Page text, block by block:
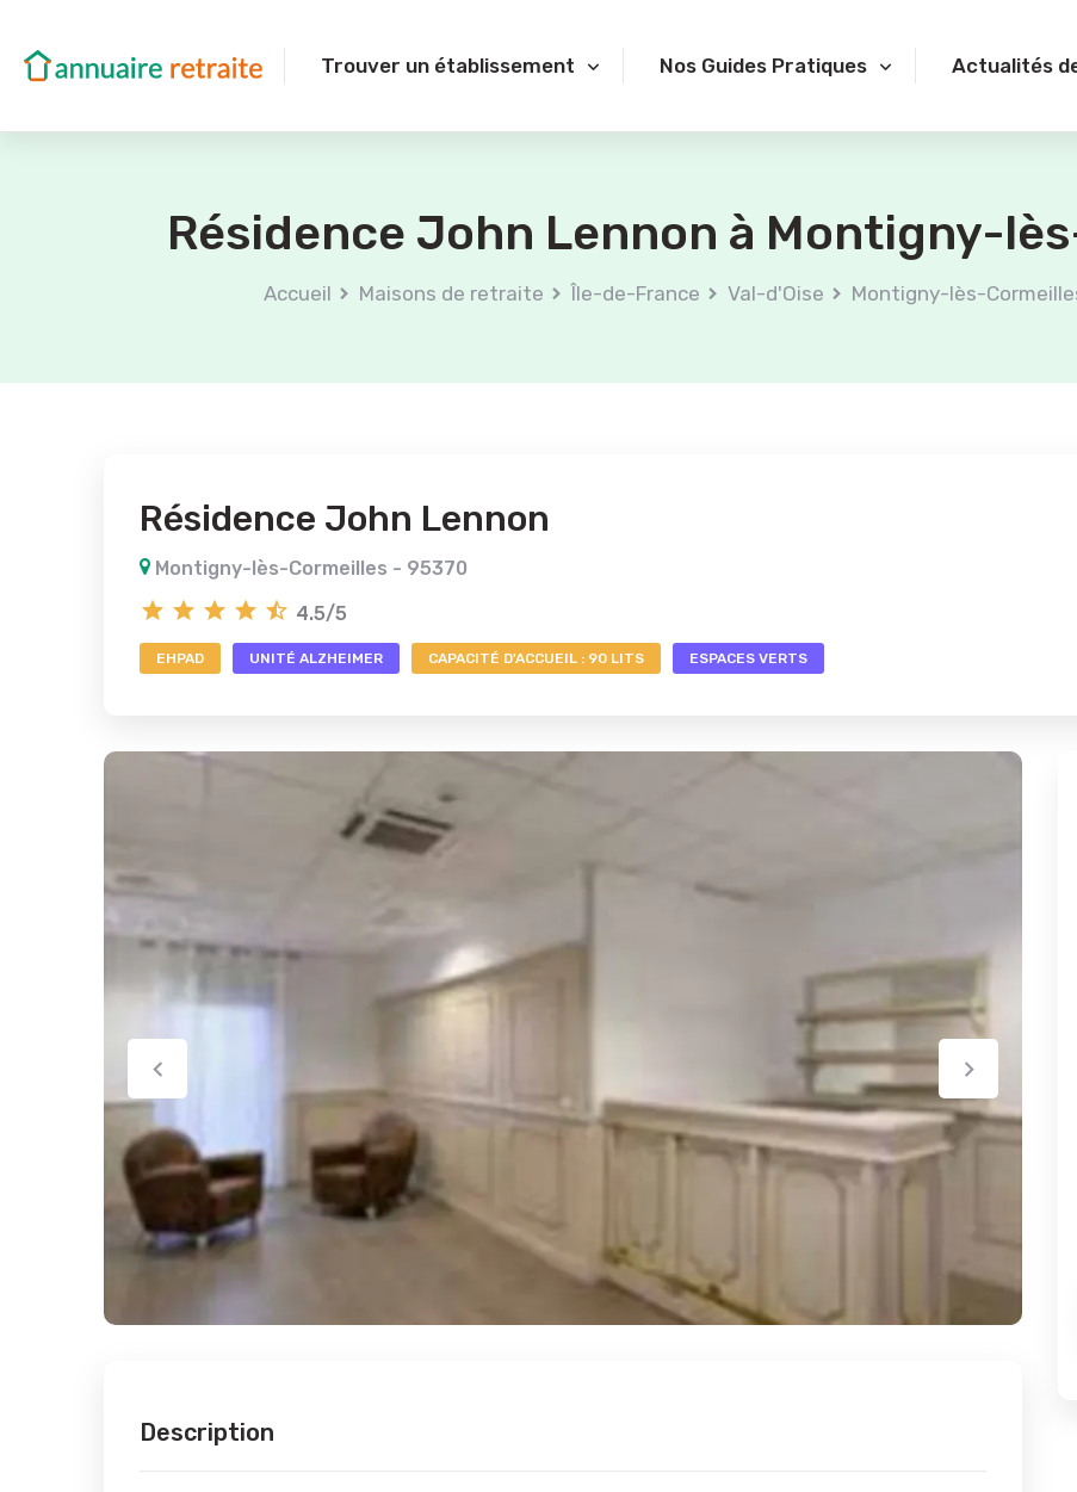
Trouver un établissement Nos Guides Pratiques Actualités
Résidence John Lennon à Montigny-
Accueil Maisons de retraite Île-de-France Val-d'Oise Montigny-lès-
Résidence John Lennon
Montigny-lès-Cormeilles - 95370
4.5/5
EHPAD UNITÉ ALZHEIMER CAPACITÉ D'ACCUEIL : 90 LITS ESPACES VERTS
Description